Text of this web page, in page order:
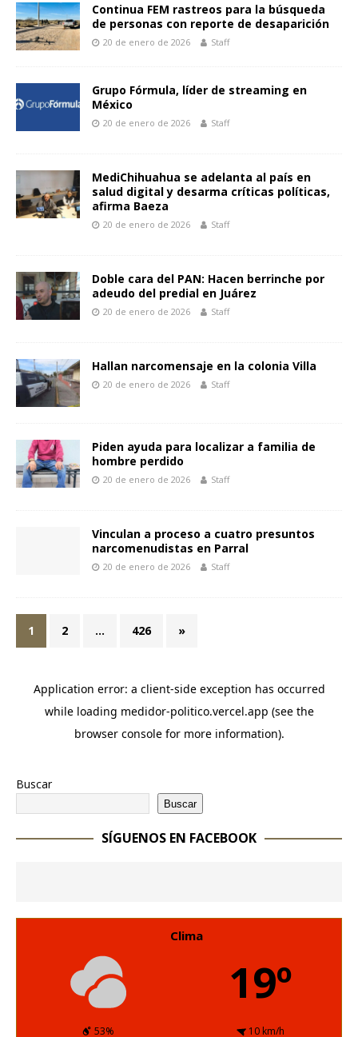
Continua FEM rastreos para la búsqueda
de personas con reporte de desaparición
20 de enero de 2026 Staff
Grupo Fórmula, líder de streaming en
México
20 de enero de 2026 Staff
MediChihuahua se adelanta al país en
salud digital y desarma críticas políticas,
afirma Baeza
20 de enero de 2026 Staff
Doble cara del PAN: Hacen berrinche por
adeudo del predial en Juárez
20 de enero de 2026 Staff
Hallan narcomensaje en la colonia Villa
20 de enero de 2026 Staff
Piden ayuda para localizar a familia de
hombre perdido
20 de enero de 2026 Staff
Vinculan a proceso a cuatro presuntos
narcomenudistas en Parral
20 de enero de 2026 Staff
1 2 … 426 »
Buscar
Buscar
SÍGUENOS EN FACEBOOK
Clima
19º
53% 10 km/h